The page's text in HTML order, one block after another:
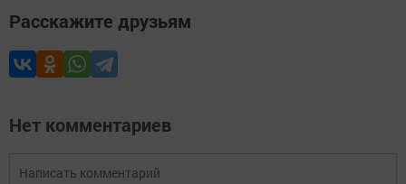
Расскажите друзьям
Нет комментариев